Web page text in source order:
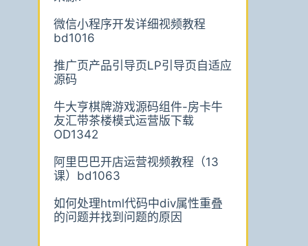
微信小程序开发详细视频教程
bd1016
推广页产品引导页LP引导页自适应
源码
牛大亨棋牌游戏源码组件-房卡牛
友汇带茶楼模式运营版下载
OD1342
阿里巴巴开店运营视频教程（13
课）bd1063
如何处理html代码中div属性重叠
的问题并找到问题的原因